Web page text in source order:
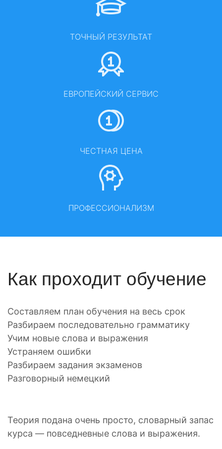
ТОЧНЫЙ РЕЗУЛЬТАТ
ЕВРОПЕЙСКИЙ СЕРВИС
ЧЕСТНАЯ ЦЕНА
ПРОФЕССИОНАЛИЗМ
Как проходит обучение
Составляем план обучения на весь срок
Разбираем последовательно грамматику
Учим новые слова и выражения
Устраняем ошибки
Разбираем задания экзаменов
Разговорный немецкий
Теория подана очень просто, словарный запас
курса — повседневные слова и выражения.